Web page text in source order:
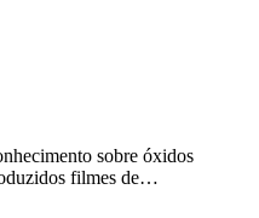
sobre óxidos
filmes de…